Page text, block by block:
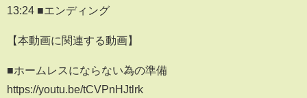
13:24 ■エンディング
【本動画に関連する動画】
■ホームレスにならない為の準備
https://youtu.be/tCVPnHJtlrk